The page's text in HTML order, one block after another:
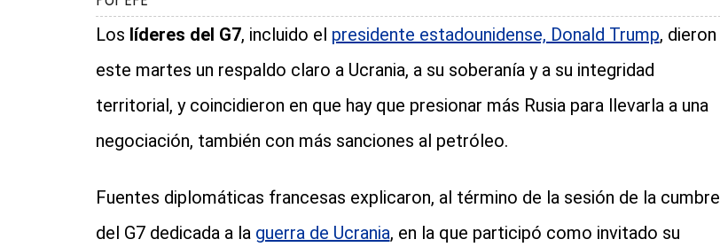
Los líderes del G7, incluido el presidente estadounidense, Donald Trump, dieron
este martes un respaldo claro a Ucrania, a su soberanía y a su integridad
territorial, y coincidieron en que hay que presionar más Rusia para llevarla a una
negociación, también con más sanciones al petróleo.
Fuentes diplomáticas francesas explicaron, al término de la sesión de la cumbre
del G7 dedicada a la guerra de Ucrania, en la que participó como invitado su